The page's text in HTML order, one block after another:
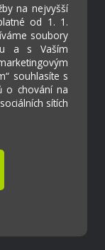
na nejvyšší
od 1. 1.
soubory
a s Vaším
souhlasíte s
o chování na
sítích
Ostrožská